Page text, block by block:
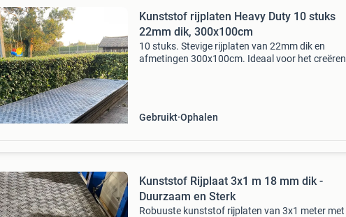
Kunststof rijplaten Heavy Duty 10 stuks
22mm dik, 300x100cm
10 stuks. Stevige rijplaten van 22mm dik en
afmetingen 300x100cm. Ideaal voor het creëren
Gebruikt Ophalen
Kunststof Rijplaat 3x1 m 18 mm dik -
Duurzaam en Sterk
Robuuste kunststof rijplaten van 3x1 meter met